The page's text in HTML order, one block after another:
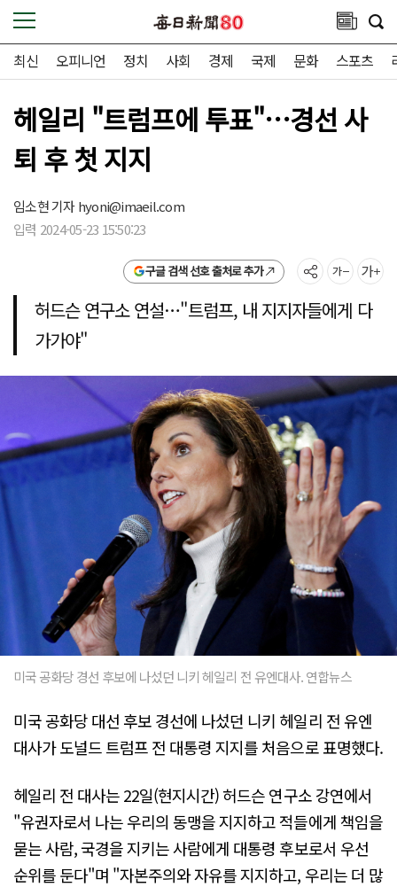
최신 오피니언 정치 사회 경제 국제 문화 스포츠
헤일리 "트럼프에 투표"…경선 사
퇴 후 첫 지지
임소현 기자hyoni@imaeil.com
입력 2024-05-23 15:50:23
구글 검색 선호 출처로 추가
허드슨 연구소 연설…"트럼프, 내 지지자들에게 다
가가야"
미국 공화당 경선 후보에 나섰던 니키 헤일리 전 유엔대사. 연합뉴스
미국 공화당 대선 후보 경선에 나섰던 니키 헤일리 전 유엔
대사가 도널드 트럼프 전 대통령 지지를 처음으로 표명했다.
헤일리 전 대사는 22일(현지시간) 허드슨 연구소 강연에서
"유권자로서 나는 우리의 동맹을 지지하고 적들에게 책임을
묻는 사람, 국경을 지키는 사람에게 대통령 후보로서 우선
순위를 둔다"며 "자본주의와 자유를 지지하고, 우리는 더 많